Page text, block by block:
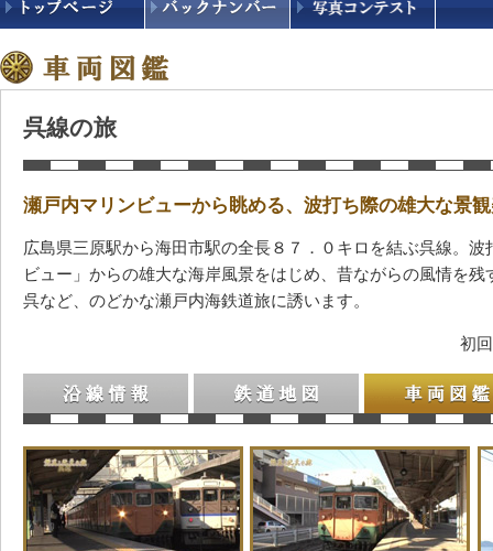
呉線の旅
瀬戸内マリンビューから眺める、波打ち際の雄大な景
広島県三原駅から海田市駅の全長８７．０キロを結ぶ呉線。
ビュー」からの雄大な海岸風景をはじめ、昔ながらの風情を
呉など、のどかな瀬戸内海鉄道旅に誘います。
初
沿線情報 鉄道地図 車両図鑑